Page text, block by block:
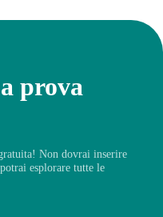
prova
Non dovrai inserire
esplorare tutte le